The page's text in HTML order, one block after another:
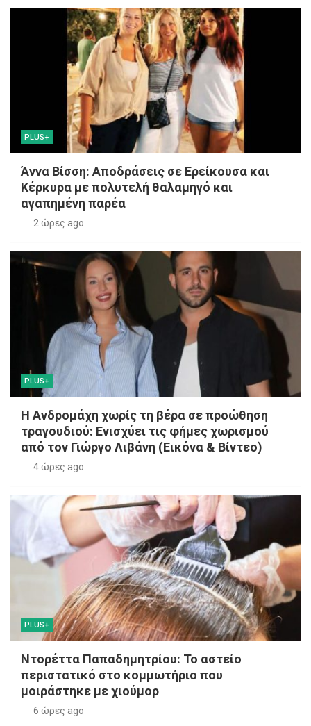
PLUS+
Άννα Βίσση: Αποδράσεις σε Ερείκουσα και
Κέρκυρα με πολυτελή θαλαμηγό και
αγαπημένη παρέα
2 ώρες ago
PLUS+
Η Ανδρομάχη χωρίς τη βέρα σε προώθηση
τραγουδιού: Ενισχύει τις φήμες χωρισμού
από τον Γιώργο Λιβάνη (Εικόνα & Βίντεο)
4 ώρες ago
PLUS+
Ντορέττα Παπαδημητρίου: Το αστείο
περιστατικό στο κομμωτήριο που
μοιράστηκε με χιούμορ
6 ώρες ago